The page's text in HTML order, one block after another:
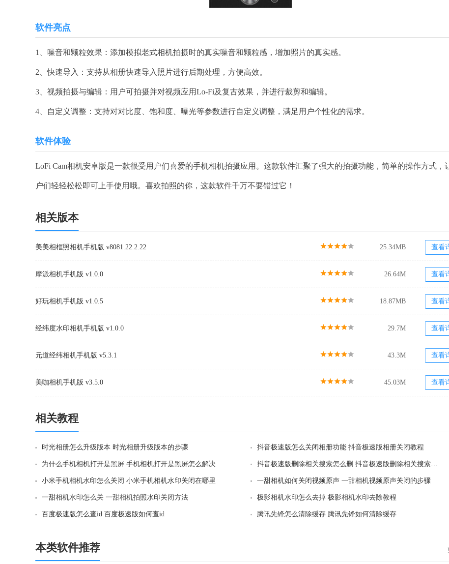
软件亮点
1、噪音和颗粒效果：添加模拟老式相机拍摄时的真实噪音和颗粒感，增加照片的真实感。
2、快速导入：支持从相册快速导入照片进行后期处理，方便高效。
3、视频拍摄与编辑：用户可拍摄并对视频应用Lo-Fi及复古效果，并进行裁剪和编辑。
4、自定义调整：支持对对比度、饱和度、曝光等参数进行自定义调整，满足用户个性化的需求。
软件体验
LoFi Cam相机安卓版是一款很受用户们喜爱的手机相机拍摄应用。这款软件汇聚了强大的拍摄功能，简单的操作方式，
户们轻轻松松即可上手使用哦。喜欢拍照的你，这款软件千万不要错过它！
相关版本
美美相框照相机手机版 v8081.22.2.22 25.34MB 查看
摩派相机手机版 v1.0.0 26.64M 查看
好玩相机手机版 v1.0.5 18.87MB 查看
经纬度水印相机手机版 v1.0.0 29.7M 查看
元道经纬相机手机版 v5.3.1 43.3M 查看
美咖相机手机版 v3.5.0 45.03M 查看
相关教程
时光相册怎么升级版本 时光相册升级版本的步骤 抖音极速版怎么关闭相册功能 抖音极速版相册关闭教程
为什么手机相机打开是黑屏 手机相机打开是黑屏怎么解决 抖音极速版删除相关搜索怎么删 抖音极速版删除相关搜索方法
小米手机相机水印怎么关闭 小米手机相机水印关闭在哪里 一甜相机如何关闭视频原声 一甜相机视频原声关闭的步骤
一甜相机水印怎么关 一甜相机拍照水印关闭方法 极影相机水印怎么去掉 极影相机水印去除教程
百度极速版怎么查id 百度极速版如何查id 腾讯先锋怎么清除缓存 腾讯先锋如何清除缓存
本类软件推荐